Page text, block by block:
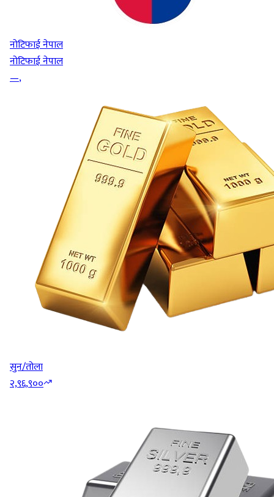
नोटिफाई नेपाल
नोटिफाई नेपाल
—,
सुन/तोला
२,९६,९००